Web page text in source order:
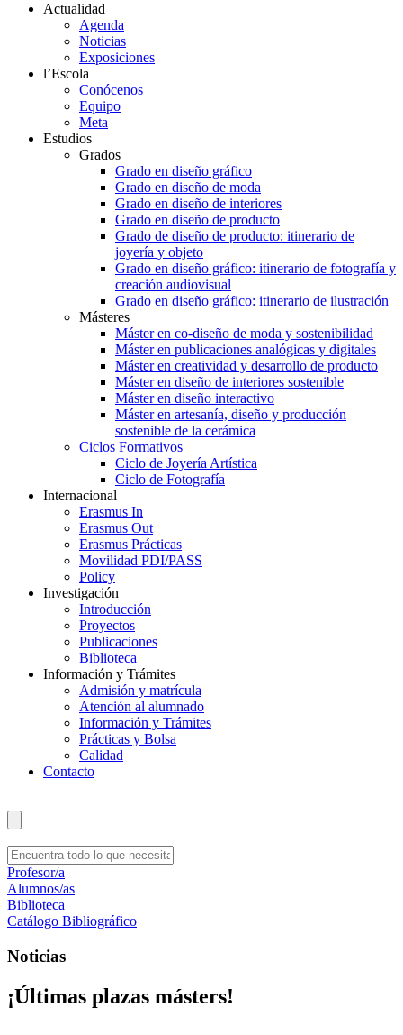
Actualidad
Agenda
Noticias
Exposiciones
l’Escola
Conócenos
Equipo
Meta
Estudios
Grados
Grado en diseño gráfico
Grado en diseño de moda
Grado en diseño de interiores
Grado en diseño de producto
Grado de diseño de producto: itinerario de
joyería y objeto
Grado en diseño gráfico: itinerario de fotografía y
creación audiovisual
Grado en diseño gráfico: itinerario de ilustración
Másteres
Máster en co-diseño de moda y sostenibilidad
Máster en publicaciones analógicas y digitales
Máster en creatividad y desarrollo de producto
Máster en diseño de interiores sostenible
Máster en diseño interactivo
Máster en artesanía, diseño y producción
sostenible de la cerámica
Ciclos Formativos
Ciclo de Joyería Artística
Ciclo de Fotografía
Internacional
Erasmus In
Erasmus Out
Erasmus Prácticas
Movilidad PDI/PASS
Policy
Investigación
Introducción
Proyectos
Publicaciones
Biblioteca
Información y Trámites
Admisión y matrícula
Atención al alumnado
Información y Trámites
Prácticas y Bolsa
Calidad
Contacto
Profesor/a
Alumnos/as
Biblioteca
Catálogo Bibliográfico
Noticias
¡Últimas plazas másters!